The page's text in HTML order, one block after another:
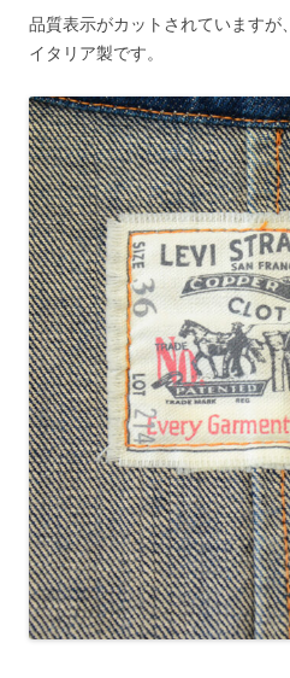
品質表示がカットされていますが、
イタリア製です。